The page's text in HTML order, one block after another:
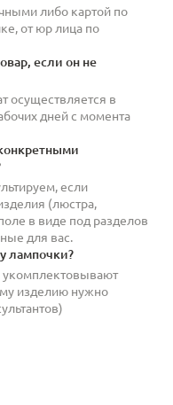
либо картой по
от юр лица по
если он не
осуществляется в
дней с момента
если
(люстра,
в виде под разделов
для вас.
лампочки?
укомплектовывают
изделию нужно